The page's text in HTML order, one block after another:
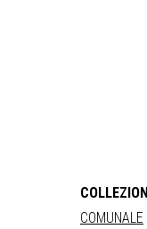
COLLEZIONI
COMUNALE